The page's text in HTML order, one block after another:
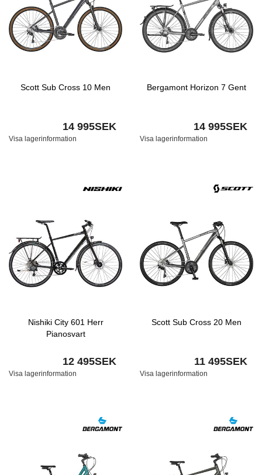
Scott Sub Cross 10 Men
14 995SEK
Visa lagerinformation
Bergamont Horizon 7 Gent
14 995SEK
Visa lagerinformation
Nishiki City 601 Herr
Pianosvart
12 495SEK
Visa lagerinformation
Scott Sub Cross 20 Men
11 495SEK
Visa lagerinformation